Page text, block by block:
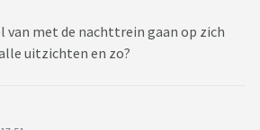
van met de nachttrein gaan op zich
uitzichten en zo?